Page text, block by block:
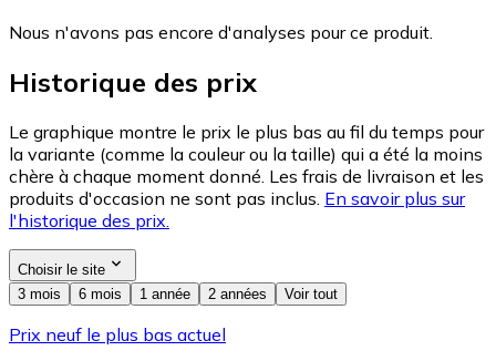
Nous n'avons pas encore d'analyses pour ce produit.
Historique des prix
Le graphique montre le prix le plus bas au fil du temps pour
la variante (comme la couleur ou la taille) qui a été la moins
chère à chaque moment donné. Les frais de livraison et les
produits d'occasion ne sont pas inclus. En savoir plus sur
l'historique des prix.
Choisir le site
3 mois
6 mois 1 année 2 années Voir tout
Prix neuf le plus bas actuel